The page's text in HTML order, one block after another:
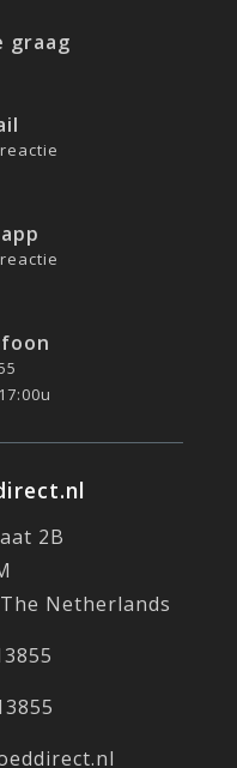
graag
2B
Netherlands